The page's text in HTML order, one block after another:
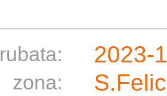
rubata: 2023-
zona: